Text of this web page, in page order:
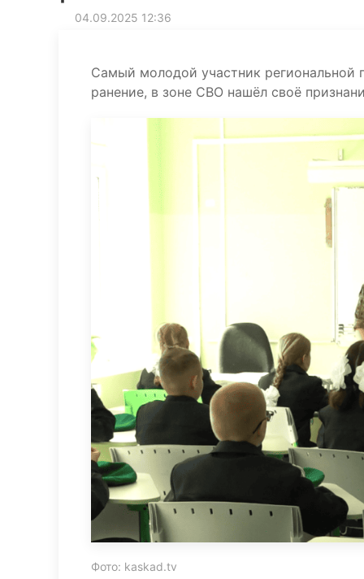
04.09.2025 12:36
Самый молодой участник региональной
ранение, в зоне СВО нашёл своё
Фото: kaskad.tv